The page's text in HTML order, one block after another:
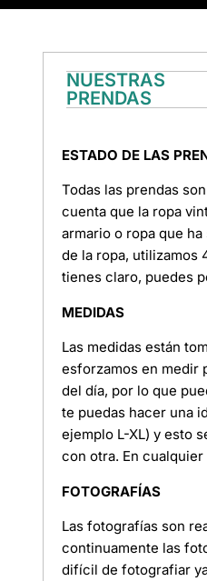
NUESTRAS
PRENDAS
ESTADO DE LAS
Todas las prendas
cuenta que la ropa
armario o ropa que
de la ropa, utilizamos
tienes claro, puedes
MEDIDAS
Las medidas están
esforzamos en medir
del día, por lo que
te puedas hacer una
ejemplo L-XL) y esto
con otra. En
FOTOGRAFÍAS
Las fotografías son
continuamente las
difícil de fotografiar